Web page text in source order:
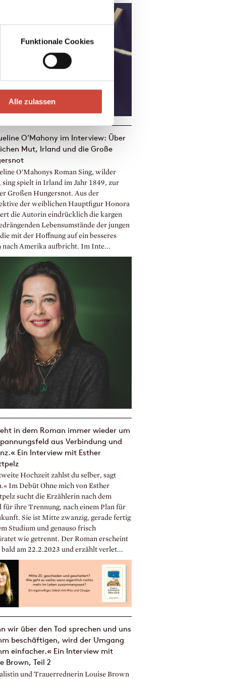
Funktionale Cookies
Alle zulassen
O'Mahony im Interview: Über
Mut, Irland und die Große
O'Mahonys Roman Sing, wilder
sing spielt in Irland im Jahr 1849, zur
Großen Hungersnot. Aus der
der weiblichen Hauptfigur Honora
die Autorin eindrücklich die kargen
Lebensumstände der jungen
mit der Hoffnung auf ein besseres
nach Amerika aufbricht. Im Inte...
in dem Roman immer wieder um
aus Verbindung und
Ein Interview mit Esther
Hochzeit zahlst du selber, sagt
Im Debüt Ohne mich von Esther
sucht die Erzählerin nach dem
für ihre Trennung, nach einem Plan für
Sie ist Mitte zwanzig, gerade fertig
Studium und genauso frisch
wie getrennt. Der Roman erscheint
bald am 22.2.2023 und erzählt verlet...
wir über den Tod sprechen und uns
beschäftigen, wird der Umgang
einfacher.« Ein Interview mit
Brown, Teil 2
und Trauerrednerin Louise Brown